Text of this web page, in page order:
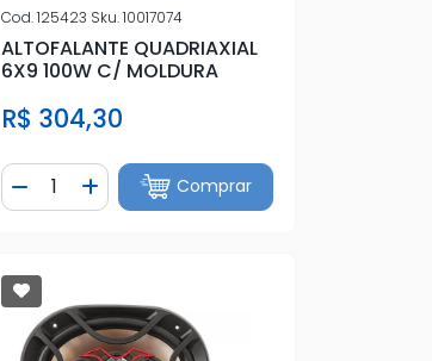
Cod.125423 Sku.10017074
ALTOFALANTE QUADRIAXIAL
6X9 100W C/ MOLDURA
R$ 304,30
Diminuir Quantidade
Quantidade
Adicionar Quantidade
Comprar